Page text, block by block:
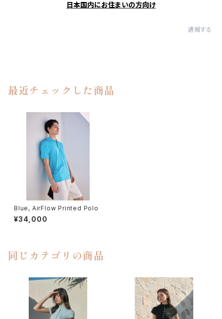
日本国内にお住まいの方向け
通報する
最近チェックした商品
Blue, AirFlow Printed Polo
¥34,000
同じカテゴリの商品